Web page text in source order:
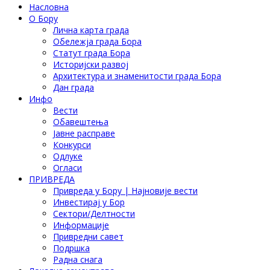
Насловна
О Бору
Лична карта града
Обележја града Бора
Статут града Бора
Историјски развој
Архитектура и знаменитости града Бора
Дан града
Инфо
Вести
Обавештења
Јавне расправе
Конкурси
Одлуке
Огласи
ПРИВРЕДА
Привреда у Бору | Најновије вести
Инвестирај у Бор
Сектори/Делтности
Информације
Привредни савет
Подршка
Радна снага